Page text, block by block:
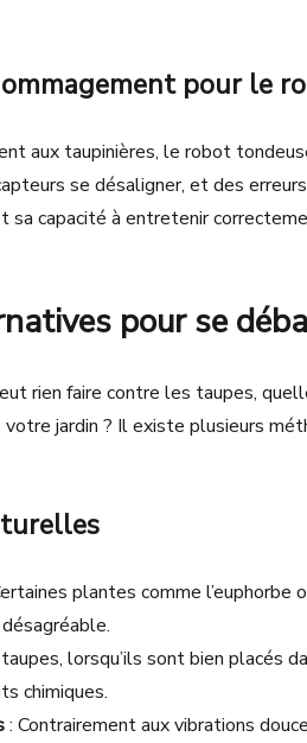
pour le
aux taupinières, le robot
se désaligner, et des
sa capacité à entretenir
pour se
rien faire contre les taupes,
jardin ? Il existe plusieurs
plantes comme
lorsqu’ils sont bien placés
chimiques.
: Contrairement aux vibrations